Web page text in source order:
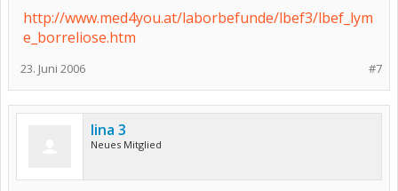
http://www.med4you.at/laborbefunde/lbef3/lbef_lym
e_borreliose.htm
#7
23. Juni 2006
lina 3
Neues Mitglied